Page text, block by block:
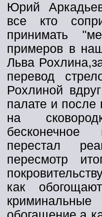
Юрий
все кто
принимать
примеров в
Льва
перевод
Рохлиной
палате и после
на
бесконечное
перестал
пересмотр
как